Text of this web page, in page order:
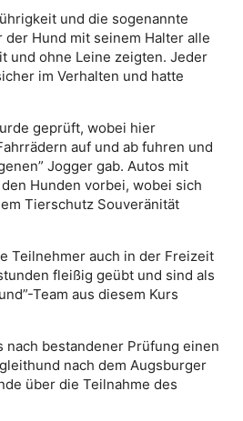
und die sogenannte
der Hund mit seinem Halter alle
und ohne Leine zeigten. Jeder
im Verhalten und hatte
geprüft, wobei hier
auf und ab fuhren und
Jogger gab. Autos mit
Hunden vorbei, wobei sich
Tierschutz Souveränität
Teilnehmer auch in der Freizeit
fleißig geübt und sind als
Team aus diesem Kurs
nach bestandener Prüfung einen
nach dem Augsburger
über die Teilnahme des